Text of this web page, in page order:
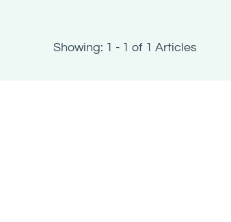
Showing: 1 - 1 of 1 Articles